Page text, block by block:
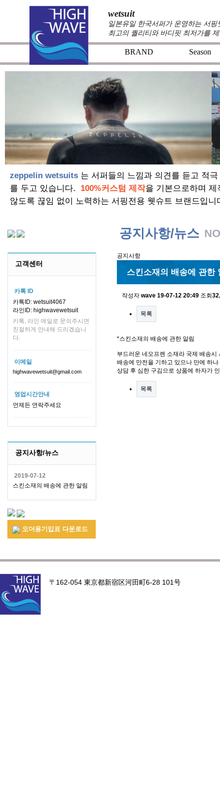
wetsuit
일본유일 한국서퍼가 운영하는 서
최고의 퀄리티와 바디핏 최저가를
BRAND Season
zeppelin wetsuits 는 서퍼들의 느낌과 의견를 듣고 적
를 두고 있습니다. 100%커스텀 제작을 기본으로하며
않도록 끊임 없이 노력하는 서핑전용 웻슈트 브랜드입니
고객센터
카톡 ID
카톡ID: wetsuit4067
라인ID: highwavewetsuit
카톡, 라인 메일로 문의주시면
친절하게 안내해 드리겠습니
다.
이메일
highwavewetsuit@gmail.com
영업시간안내
언제든 연락주세요
공지사항/뉴스
2019-07-12
스킨소재의 배송에 관한 알림
오더용기입표 다운로드
공지사항/뉴스
공지사항
스킨소재의 배송에 관한
작성자 wave 19-07-12 20:49 조회
목록
*스킨소재의 배송에 관한 알림
부드러운 네오프렌 소재라 국제 배송
배송에 만전을 기하고 있으나 만에 하
상담 후 심한 구김으로 상품에 하자가
목록
〒162-054 東京都新宿区河田町6-28 101号